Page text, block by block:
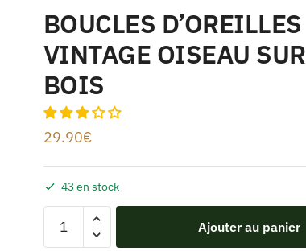
BOUCLES D’OREILLES
VINTAGE OISEAU SUR
BOIS
29.90€
43 en stock
Ajouter au panier